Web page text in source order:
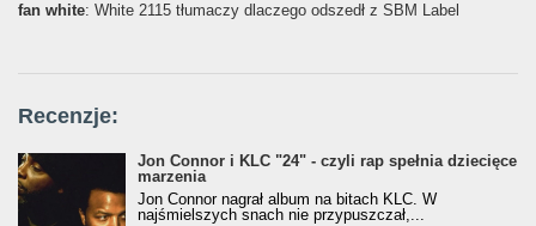
fan white: White 2115 tłumaczy dlaczego odszedł z SBM Label
Recenzje:
Jon Connor i KLC "24" - czyli rap spełnia dziecięce
marzenia
Jon Connor nagrał album na bitach KLC. W
najśmielszych snach nie przypuszczał,...